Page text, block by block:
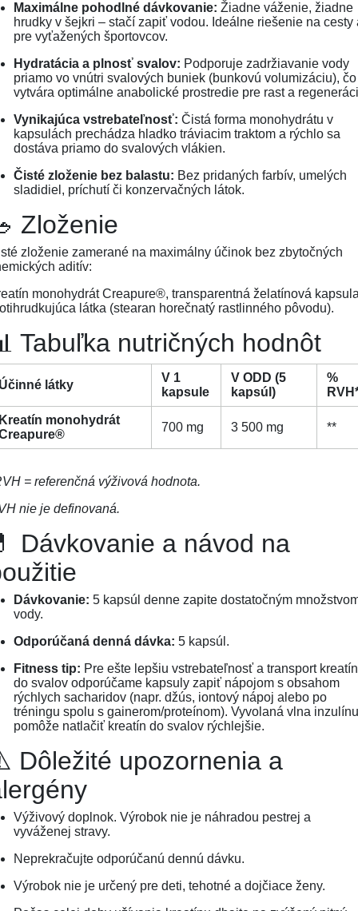
Maximálne pohodlné dávkovanie: Žiadne váženie, žiadne
hrudky v šejkri – stačí zapiť vodou. Ideálne riešenie na cesty
pre vyťažených športovcov.
Hydratácia a plnosť svalov: Podporuje zadržiavanie vody
priamo vo vnútri svalových buniek (bunkovú volumizáciu), čo
vytvára optimálne anabolické prostredie pre rast a
Vynikajúca vstrebateľnosť: Čistá forma monohydrátu v
kapsulách prechádza hladko tráviacim traktom a rýchlo sa
dostáva priamo do svalových vlákien.
Čisté zloženie bez balastu: Bez pridaných farbív, umelých
sladidiel, príchutí či konzervačných látok.
Zloženie
zloženie zamerané na maximálny účinok bez zbytočných
aditív:
monohydrát Creapure®, transparentná želatínová
látka (stearan horečnatý rastlinného pôvodu).
Tabuľka nutričných hodnôt
látky
V 1
kapsule
V ODD (5
kapsúl)
%
monohydrát
700 mg 3 500 mg **
= referenčná výživová hodnota.
nie je definovaná.
Dávkovanie a návod na
Dávkovanie: 5 kapsúl denne zapite dostatočným
vody.
Odporúčaná denná dávka: 5 kapsúl.
Fitness tip: Pre ešte lepšiu vstrebateľnosť a transport
do svalov odporúčame kapsuly zapiť nápojom s obsahom
rýchlych sacharidov (napr. džús, iontový nápoj alebo po
tréningu spolu s gainerom/proteínom). Vyvolaná vlna inzulínu
pomôže natlačiť kreatín do svalov rýchlejšie.
Dôležité upozornenia a
Výživový doplnok. Výrobok nie je náhradou pestrej a
vyváženej stravy.
Neprekračujte odporúčanú dennú dávku.
Výrobok nie je určený pre deti, tehotné a dojčiace ženy.